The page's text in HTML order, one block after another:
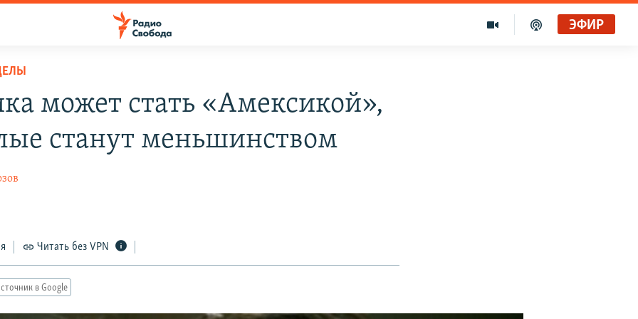
ЭФИР
может стать «Амексикой»,
станут меньшинством
Читать без VPN
в Google